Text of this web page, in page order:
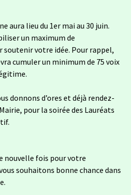
aura lieu du 1er mai au 30 juin.
un maximum de
soutenir votre idée. Pour rappel,
cumuler un minimum de 75 voix
donnons d’ores et déjà rendez-
pour la soirée des Lauréats
nouvelle fois pour votre
souhaitons bonne chance dans